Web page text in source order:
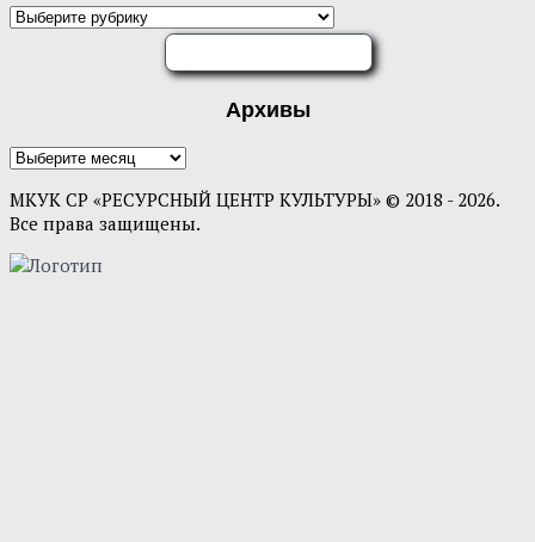
Архивы
МКУК СР «РЕСУРСНЫЙ ЦЕНТР КУЛЬТУРЫ» © 2018 - 2026.
Все права защищены.